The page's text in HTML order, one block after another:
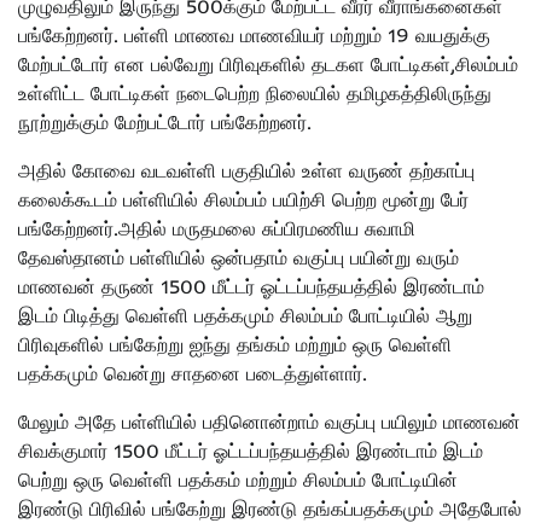
முழுவதிலும் இருந்து 500க்கும் மேற்பட்ட வீரர் வீராங்கனைகள்
பங்கேற்றனர். பள்ளி மாணவ மாணவியர் மற்றும் 19 வயதுக்கு
மேற்பட்டோர் என பல்வேறு பிரிவுகளில் தடகள போட்டிகள்,சிலம்பம்
உள்ளிட்ட போட்டிகள் நடைபெற்ற நிலையில் தமிழகத்திலிருந்து
நூற்றுக்கும் மேற்பட்டோர் பங்கேற்றனர்.
அதில் கோவை வடவள்ளி பகுதியில் உள்ள வருண் தற்காப்பு
கலைக்கூடம் பள்ளியில் சிலம்பம் பயிற்சி பெற்ற மூன்று பேர்
பங்கேற்றனர்.அதில் மருதமலை சுப்பிரமணிய சுவாமி
தேவஸ்தானம் பள்ளியில் ஒன்பதாம் வகுப்பு பயின்று வரும்
மாணவன் தருண் 1500 மீட்டர் ஓட்டப்பந்தயத்தில் இரண்டாம்
இடம் பிடித்து வெள்ளி பதக்கமும் சிலம்பம் போட்டியில் ஆறு
பிரிவுகளில் பங்கேற்று ஐந்து தங்கம் மற்றும் ஒரு வெள்ளி
பதக்கமும் வென்று சாதனை படைத்துள்ளார்.
மேலும் அதே பள்ளியில் பதினொன்றாம் வகுப்பு பயிலும் மாணவன்
சிவக்குமார் 1500 மீட்டர் ஓட்டப்பந்தயத்தில் இரண்டாம் இடம்
பெற்று ஒரு வெள்ளி பதக்கம் மற்றும் சிலம்பம் போட்டியின்
இரண்டு பிரிவில் பங்கேற்று இரண்டு தங்கப்பதக்கமும் அதேபோல்